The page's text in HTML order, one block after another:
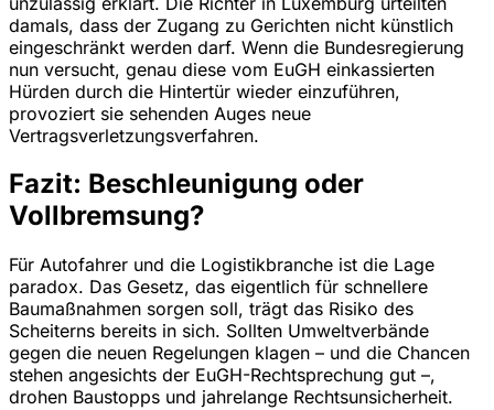
damals, dass der Zugang zu Gerichten nicht künstlich
eingeschränkt werden darf. Wenn die Bundesregierung
nun versucht, genau diese vom EuGH einkassierten
Hürden durch die Hintertür wieder einzuführen,
provoziert sie sehenden Auges neue
Vertragsverletzungsverfahren.
Fazit: Beschleunigung oder
Vollbremsung?
Für Autofahrer und die Logistikbranche ist die Lage
paradox. Das Gesetz, das eigentlich für schnellere
Baumaßnahmen sorgen soll, trägt das Risiko des
Scheiterns bereits in sich. Sollten Umweltverbände
gegen die neuen Regelungen klagen – und die Chancen
stehen angesichts der EuGH-Rechtsprechung gut –,
drohen Baustopps und jahrelange Rechtsunsicherheit.